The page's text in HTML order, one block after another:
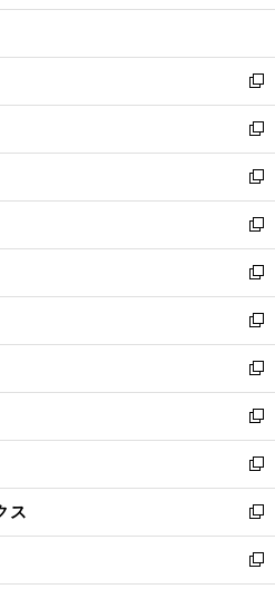
ウ
開
く
新
し
い
ウ
ィ
ン
ド
ウ
で
開
く
新
し
い
ウ
ィ
ン
ド
ウ
で
開
く
新
し
い
ウ
ィ
ン
ド
ウ
で
開
く
新
し
い
ウ
ィ
ン
ド
ウ
で
開
く
新
し
い
ウ
ィ
ン
ド
ウ
で
開
く
新
し
い
ウ
ィ
ン
ド
ウ
で
開
く
新
し
い
ウ
ィ
ン
ド
ウ
で
開
新
し
い
ウ
ィ
ン
ド
ウ
新
し
い
ウ
ィ
ン
ス
新
し
い
ウ
新
し